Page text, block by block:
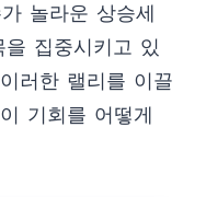
놀라운 상승세
집중시키고 있
러한 랠리를 이끌
기회를 어떻게